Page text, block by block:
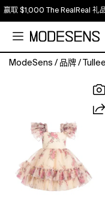
取 $1,000 The RealReal 礼品
ModeSens / 品牌 /
ruffled
sleeves